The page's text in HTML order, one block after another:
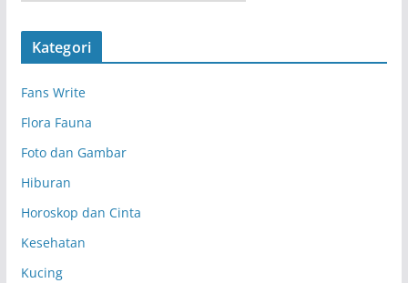
s
Kategori
Fans Write
Flora Fauna
Foto dan Gambar
Hiburan
Horoskop dan Cinta
Kesehatan
Kucing